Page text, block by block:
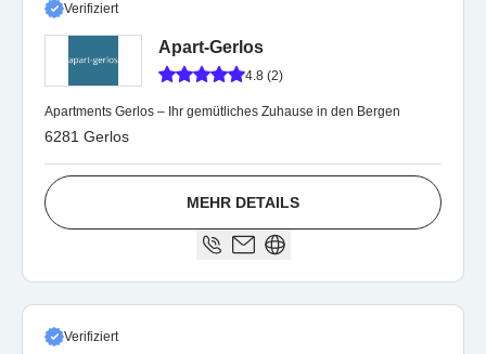
Verifiziert
Apart-Gerlos
4.8 (2)
Apartments Gerlos – Ihr gemütliches Zuhause in den Bergen
6281 Gerlos
MEHR DETAILS
Verifiziert